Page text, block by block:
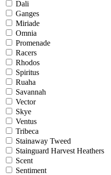
Dali
Ganges
Miriade
Omnia
Promenade
Racers
Rhodos
Spiritus
Ruaha
Savannah
Vector
Skye
Ventus
Tribeca
Stainaway Tweed
Stainguard Harvest Heathers
Scent
Sentiment